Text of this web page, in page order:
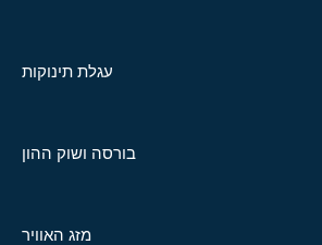
עגלת תינוקות
בורסה ושוק ההון
מזג האוויר